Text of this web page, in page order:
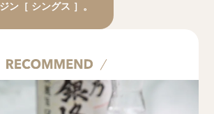
ン［ シングス ］。